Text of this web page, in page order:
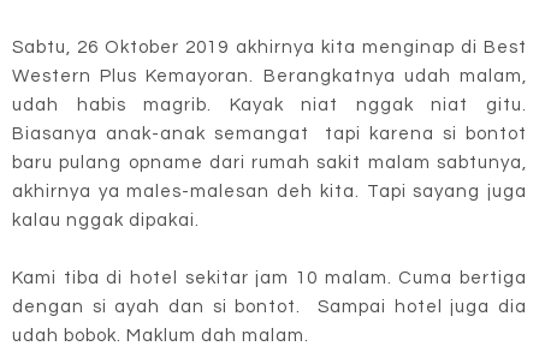
Sabtu, 26 Oktober 2019 akhirnya kita menginap di Best
Western Plus Kemayoran. Berangkatnya udah malam,
udah habis magrib. Kayak niat nggak niat gitu.
Biasanya anak-anak semangat tapi karena si bontot
baru pulang opname dari rumah sakit malam sabtunya,
akhirnya ya males-malesan deh kita. Tapi sayang juga
kalau nggak dipakai.
Kami tiba di hotel sekitar jam 10 malam. Cuma bertiga
dengan si ayah dan si bontot. Sampai hotel juga dia
udah bobok. Maklum dah malam.